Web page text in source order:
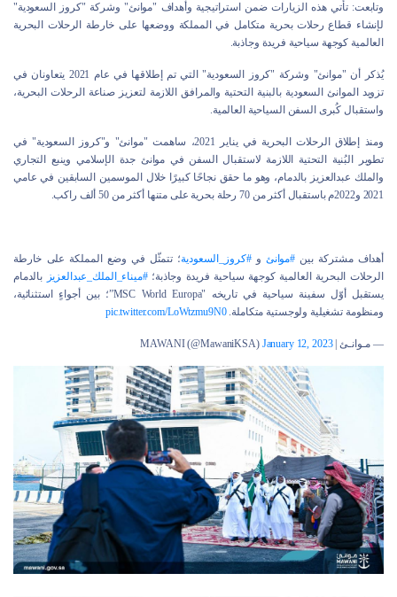
وتابعت: تأتي هذه الزيارات ضمن استراتيجية وأهداف "موانئ" وشركة "كروز السعودية"
لإنشاء قطاع رحلات بحرية متكامل في المملكة ووضعها على خارطة الرحلات البحرية
العالمية كوجهة سياحية فريدة وجاذبة.
يُذكر أن "موانئ" وشركة "كروز السعودية" التي تم إطلاقها في عام 2021 يتعاونان في
تزويد الموانئ السعودية بالبنية التحتية والمرافق اللازمة لتعزيز صناعة الرحلات البحرية،
واستقبال كُبرى السفن السياحية العالمية.
ومنذ إطلاق الرحلات البحرية في يناير 2021، ساهمت "موانئ" و"كروز السعودية" في
تطوير البُنية التحتية اللازمة لاستقبال السفن في موانئ جدة الإسلامي وينبع التجاري
والملك عبدالعزيز بالدمام، وهو ما حقق نجاحًا كبيرًا خلال الموسمين السابقين في عامي
2021 و2022م باستقبال أكثر من 70 رحلة بحرية على متنها أكثر من 50 ألف راكب.
أهداف مشتركة بين #موانئ و#كروز_السعودية؛ تتمثّل في وضع المملكة على خارطة
الرحلات البحرية العالمية كوجهة سياحية فريدة وجاذبة؛#ميناء_الملك_عبدالعزيز بالدمام
يستقبل أوّل سفينة سياحية في تاريخه "MSC World Europa”؛ بين أجواءٍ استثنائية،
ومنظومة تشغيلية ولوجستية متكاملة.pic.twitter.com/LoWtzmu9N0
— مـوانـئ | MAWANI (@MawaniKSA)January 12, 2023